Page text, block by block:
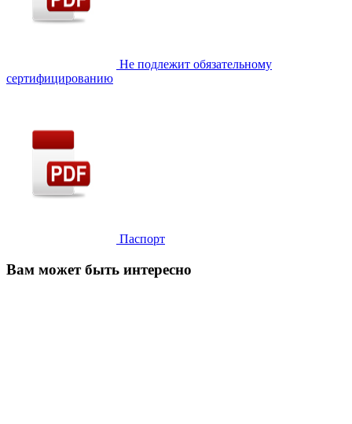
Не подлежит обязательному
сертифицированию
Паспорт
Вам может быть интересно